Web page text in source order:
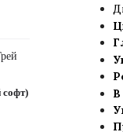
софт)
В